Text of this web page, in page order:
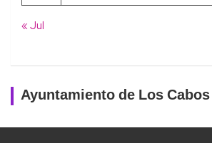
« Jul
Ayuntamiento de Los Cabos